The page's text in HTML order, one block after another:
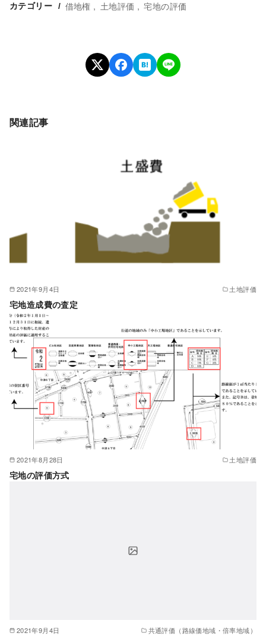
カテゴリー 借地権 土地評価 宅地の評価
関連記事
2021年9月4日
土地評価
宅地造成費の査定
2021年8月28日
土地評価
宅地の評価方式
2021年9月4日
共通評価（路線価地域・倍率地域）